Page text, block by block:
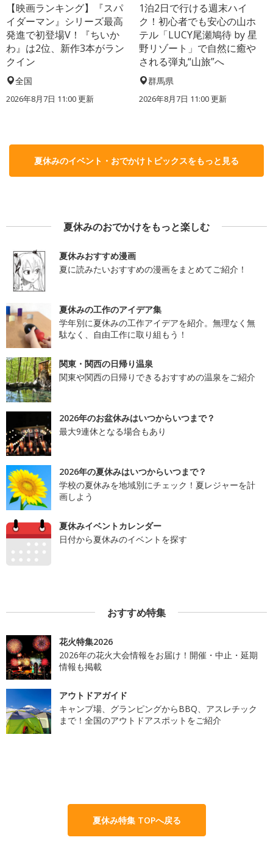
【映画ランキング】『スパ
イダーマン』シリーズ最高
発進で初登場V！『ちいか
わ』は2位、新作3本がラン
クイン
全国
2026年8月7日 11:00更新
1泊2日で行ける週末ハイ
ク！初心者でも安心の山ホ
テル「LUCY尾瀬鳩待 by 星
野リゾート」で自然に癒や
される弾丸“山旅”へ
群馬県
2026年8月7日 11:00更新
夏休みのイベント・おでかけトピックスをもっと見る
夏休みのおでかけをもっと楽しむ
夏休みおすすめ漫画
夏に読みたいおすすめの漫画をまとめてご紹介！
夏休みの工作のアイデア集
学年別に夏休みの工作アイデアを紹介。無理なく無
駄なく、自由工作に取り組もう！
関東・関西の日帰り温泉
関東や関西の日帰りできるおすすめの温泉をご紹介
2026年のお盆休みはいつからいつまで？
最大9連休となる場合もあり
2026年の夏休みはいつからいつまで？
学校の夏休みを地域別にチェック！夏レジャーを計
画しよう
夏休みイベントカレンダー
日付から夏休みのイベントを探す
おすすめ特集
花火特集2026
2026年の花火大会情報をお届け！開催・中止・延期
情報も掲載
アウトドアガイド
キャンプ場、グランピングからBBQ、アスレチック
まで！全国のアウトドアスポットをご紹介
夏休み特集 TOPへ戻る